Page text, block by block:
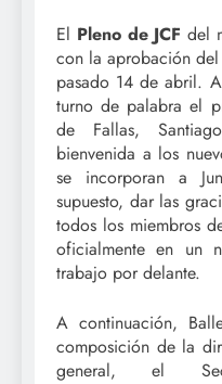
El Pleno de JCF del
con la aprobación
pasado 14 de abril.
turno de palabra el
de Fallas,
bienvenida a los
se incorporan a
supuesto, dar las
todos los miembros
oficialmente en un
trabajo por delante.
A continuación,
composición de la
general, el